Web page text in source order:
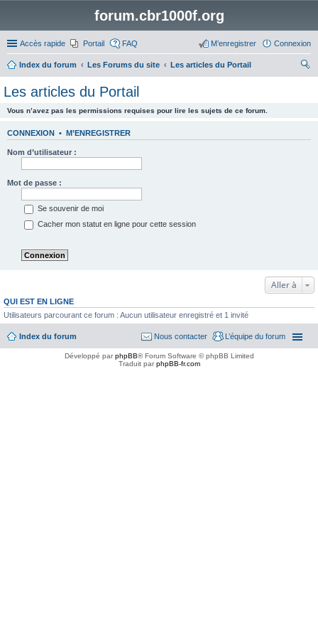
forum.cbr1000f.org
Accès rapide Portail FAQ Connexion
M’enregistrer
Index du forum Les Forums du site
Les articles du Portail
Les articles du Portail
Vous n’avez pas les permissions requises pour lire les sujets de ce forum.
CONNEXION • M’ENREGISTRER
Nom d’utilisateur :
Mot de passe :
Se souvenir de moi
Cacher mon statut en ligne pour cette session
Aller à
QUI EST EN LIGNE
Utilisateurs parcourant ce forum : Aucun utilisateur enregistré et 1 invité
Index du forum L’équipe du forum
Nous contacter
Développé parphpBB® Forum Software © phpBB Limited
Traduit parphpBB-fr.com